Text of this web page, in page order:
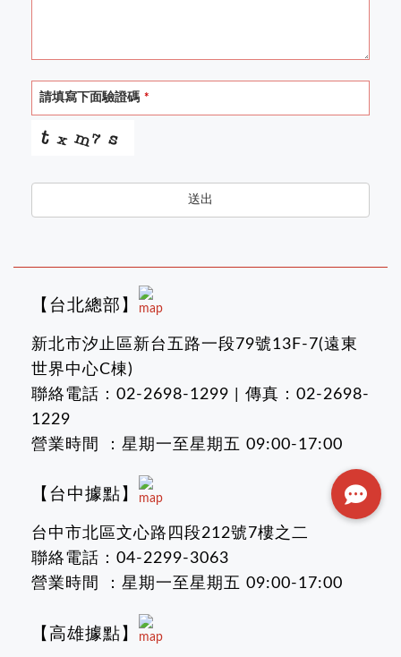
請填寫下面驗證碼 *
送出
【台北總部】
新北市汐止區新台五路一段79號13F-7(遠東
世界中心C棟)
聯絡電話：02-2698-1299 | 傳真：02-2698-
1229
營業時間 ：星期一至星期五 09:00-17:00
【台中據點】
台中市北區文心路四段212號7樓之二
聯絡電話：04-2299-3063
營業時間 ：星期一至星期五 09:00-17:00
【高雄據點】